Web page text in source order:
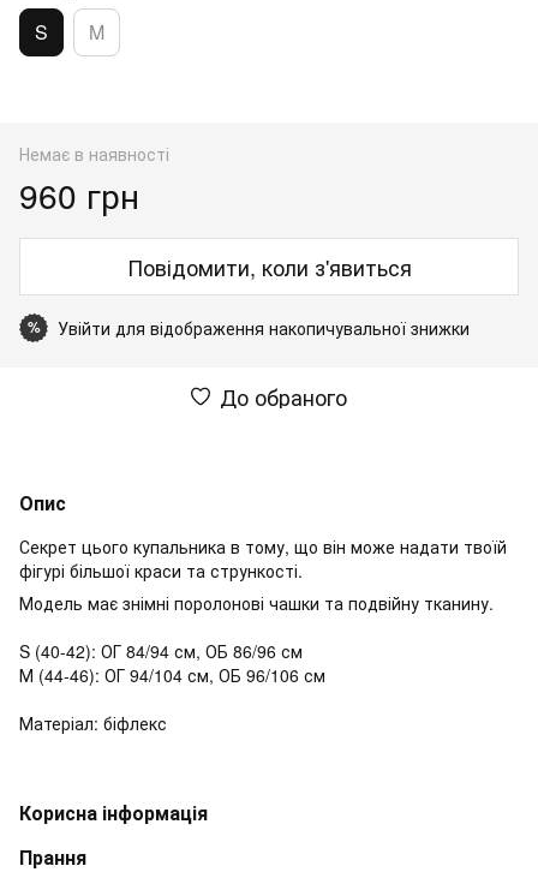
S M
Немає в наявності
960 грн
Повідомити, коли з'явиться
% Увійти для відображення накопичувальної знижки
До обраного
Опис
Секрет цього купальника в тому, що він може надати твоїй
фігурі більшої краси та стрункості.
Модель має знімні поролонові чашки та подвійну тканину.
S (40-42): ОГ 84/94 см, ОБ 86/96 см
М (44-46): ОГ 94/104 см, ОБ 96/106 см
Матеріал: біфлекс
Корисна інформація
Прання